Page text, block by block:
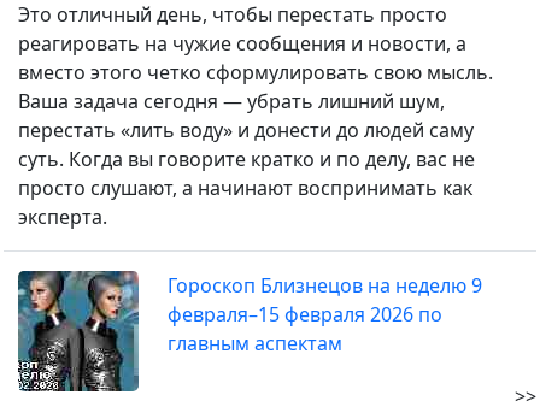
Это отличный день, чтобы перестать просто
реагировать на чужие сообщения и новости, а
вместо этого четко сформулировать свою мысль.
Ваша задача сегодня — убрать лишний шум,
перестать «лить воду» и донести до людей саму
суть. Когда вы говорите кратко и по делу, вас не
просто слушают, а начинают воспринимать как
эксперта.
Гороскоп Близнецов на неделю 9
февраля–15 февраля 2026 по
главным аспектам
>>